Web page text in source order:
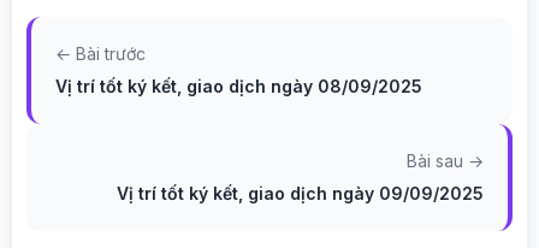
← Bài trước
Vị trí tốt ký kết, giao dịch ngày 08/09/2025
Bài sau →
Vị trí tốt ký kết, giao dịch ngày 09/09/2025